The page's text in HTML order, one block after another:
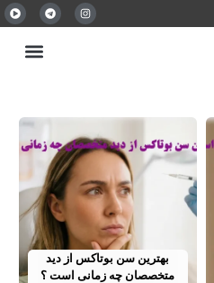
بهترین سن بوتاکس از دید
متخصصان چه زمانی است ؟